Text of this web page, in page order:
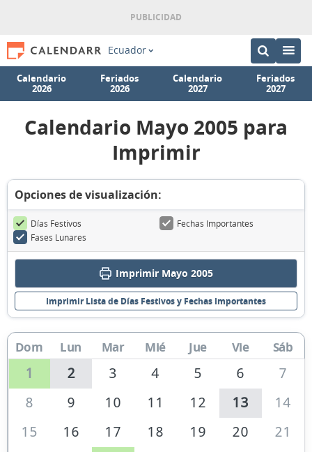
Ecuador
Calendario
2026
Feriados
2026
Calendario
2027
Feriados
2027
Calendario Mayo 2005 para
Imprimir
Opciones de visualización:
Días Festivos
Fechas Importantes
Fases Lunares
Imprimir Mayo 2005
Imprimir Lista de Días Festivos y Fechas Importantes
Dom Lun Mar Mié Jue Vie Sáb
1 2 3 4 5 6
7
8
9 10 11 12 13
14
15
16 17 18 19 20
21